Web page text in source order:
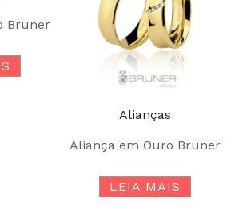
Bruner
Alianças
Aliança em Ouro Bruner
LEIA MAIS